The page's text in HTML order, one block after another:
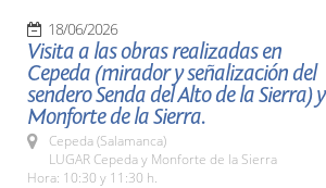
18/06/2026
Visita a las obras realizadas en
Cepeda (mirador y señalización del
sendero Senda del Alto de la Sierra) y
Monforte de la Sierra.
Cepeda (Salamanca)
LUGAR Cepeda y Monforte de la Sierra
Hora: 10:30 y 11:30 h.